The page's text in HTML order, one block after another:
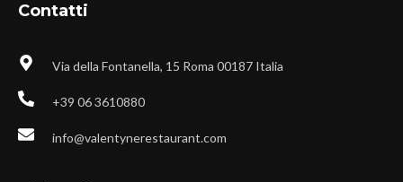
Contatti
Via della Fontanella, 15 Roma 00187 Italia
+39 06 3610880
info@valentynerestaurant.com